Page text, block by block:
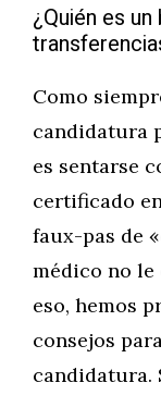
¿Quién es
Como
candidatura
es sentarse
certificado
faux-pas de
médico no le
eso, hemos
consejos
candidatura.